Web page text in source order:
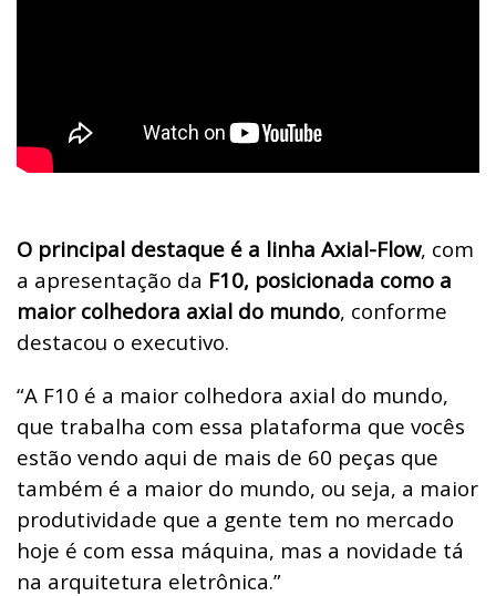
O principal destaque é a linha Axial-Flow, com
a apresentação da F10, posicionada como a
maior colhedora axial do mundo, conforme
destacou o executivo.
“A F10 é a maior colhedora axial do mundo,
que trabalha com essa plataforma que vocês
estão vendo aqui de mais de 60 peças que
também é a maior do mundo, ou seja, a maior
produtividade que a gente tem no mercado
hoje é com essa máquina, mas a novidade tá
na arquitetura eletrônica.”